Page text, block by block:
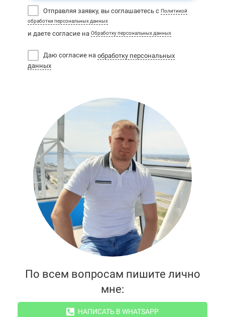
Отправляя заявку, вы соглашаетесь с Политикой
обработки персональных данных
и даете согласие на Обработку персональных данных
Даю согласие на обработку персональных
данных
По всем вопросам пишите лично
мне:
НАПИСАТЬ В WHATSAPP